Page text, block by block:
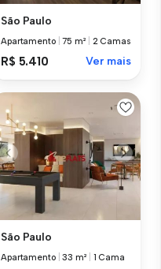
São Paulo
Apartamento |75 m² 2 Camas
R$ 5.410 Ver mais
São Paulo
Apartamento |33 m² 1 Cama